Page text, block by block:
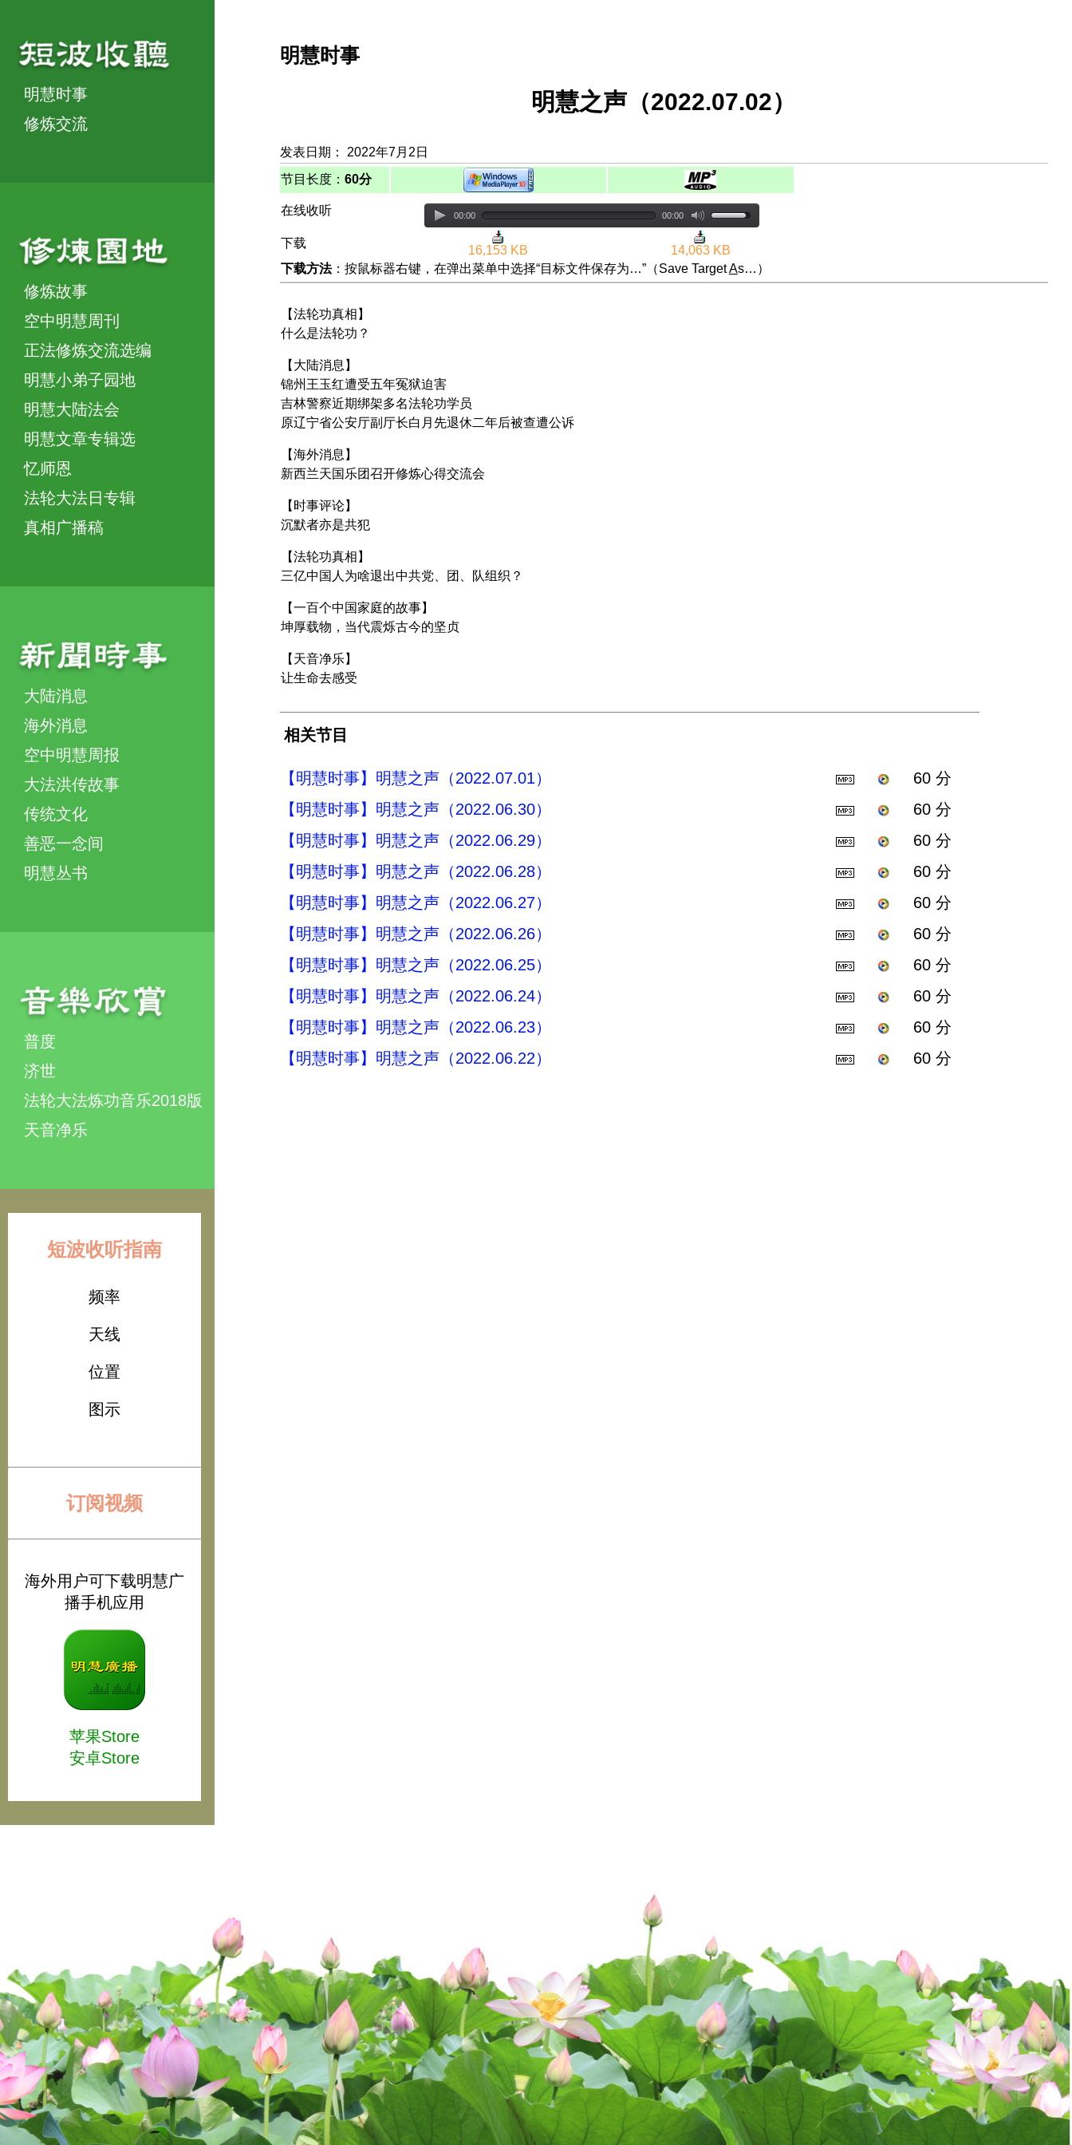
明慧时事
修炼交流
修炼故事
空中明慧周刊
正法修炼交流选编
明慧小弟子园地
明慧大陆法会
明慧文章专辑选
忆师恩
法轮大法日专辑
真相广播稿
大陆消息
海外消息
空中明慧周报
大法洪传故事
传统文化
善恶一念间
明慧丛书
普度
济世
法轮大法炼功音乐2018版
天音净乐
短波收听指南
频率
天线
位置
图示
订阅视频
海外用户可下载明慧广
播手机应用
苹果Store
安卓Store
明慧时事
明慧之声（2022.07.02）
发表日期： 2022年7月2日
节目长度： 60分
在线收听 00:00 00:00
下载
16,153 KB
14,063 KB
下载方法：按鼠标器右键，在弹出菜单中选择“目标文件保存为…”（Save TargetAs…）
【法轮功真相】
什么是法轮功？
【大陆消息】
锦州王玉红遭受五年冤狱迫害
吉林警察近期绑架多名法轮功学员
原辽宁省公安厅副厅长白月先退休二年后被查遭公诉
【海外消息】
新西兰天国乐团召开修炼心得交流会
【时事评论】
沉默者亦是共犯
【法轮功真相】
三亿中国人为啥退出中共党、团、队组织？
【一百个中国家庭的故事】
坤厚载物，当代震烁古今的坚贞
【天音净乐】
让生命去感受
相关节目
【明慧时事】明慧之声（2022.07.01）
60 分
【明慧时事】明慧之声（2022.06.30）
60 分
【明慧时事】明慧之声（2022.06.29）
60 分
【明慧时事】明慧之声（2022.06.28）
60 分
【明慧时事】明慧之声（2022.06.27）
60 分
【明慧时事】明慧之声（2022.06.26）
60 分
【明慧时事】明慧之声（2022.06.25）
60 分
【明慧时事】明慧之声（2022.06.24）
60 分
【明慧时事】明慧之声（2022.06.23）
60 分
【明慧时事】明慧之声（2022.06.22）
60 分